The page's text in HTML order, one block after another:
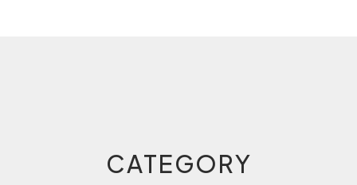
CATEGORY